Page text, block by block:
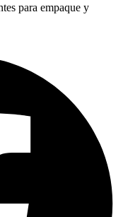
para empaque y